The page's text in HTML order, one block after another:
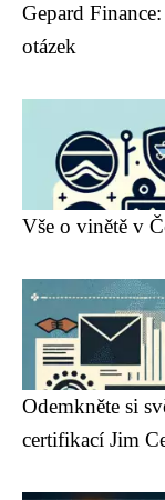
Gepard
otázek
Vše o vinětě v
Odemkněte si
certifikací Jim